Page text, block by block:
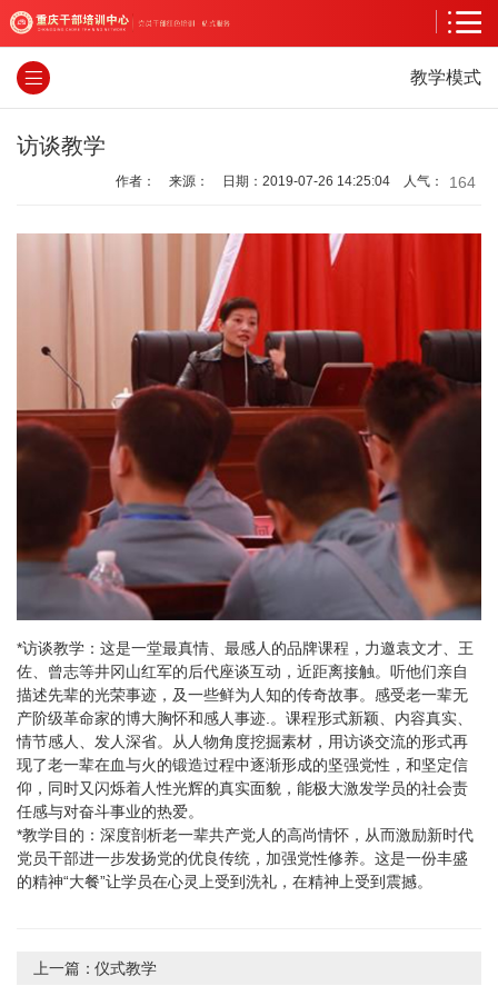
教学模式
访谈教学
作者： 来源： 日期：2019-07-26 14:25:04 人气： 164
*访谈教学：这是一堂最真情、最感人的品牌课程，力邀袁文才、王
佐、曾志等井冈山红军的后代座谈互动，近距离接触。听他们亲自
描述先辈的光荣事迹，及一些鲜为人知的传奇故事。感受老一辈无
产阶级革命家的博大胸怀和感人事迹.。课程形式新颖、内容真实、
情节感人、发人深省。从人物角度挖掘素材，用访谈交流的形式再
现了老一辈在血与火的锻造过程中逐渐形成的坚强党性，和坚定信
仰，同时又闪烁着人性光辉的真实面貌，能极大激发学员的社会责
任感与对奋斗事业的热爱。
*教学目的：深度剖析老一辈共产党人的高尚情怀，从而激励新时代
党员干部进一步发扬党的优良传统，加强党性修养。这是一份丰盛
的精神“大餐”让学员在心灵上受到洗礼，在精神上受到震撼。
上一篇：仪式教学